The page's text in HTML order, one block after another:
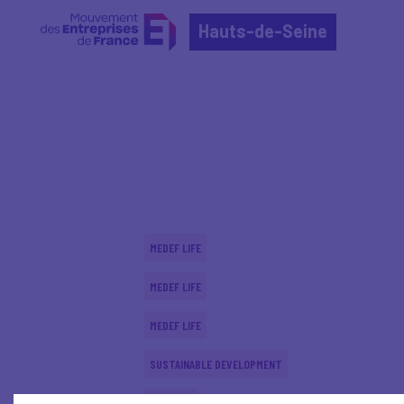
Hauts-de-Seine
MEDEF LIFE
MEDEF LIFE
MEDEF LIFE
SUSTAINABLE DEVELOPMENT